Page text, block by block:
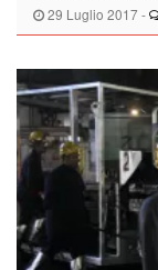
29 Luglio 2017 -